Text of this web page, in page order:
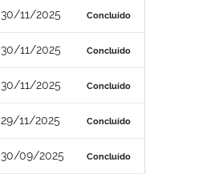
30/11/2025 Concluído
30/11/2025 Concluído
30/11/2025 Concluído
29/11/2025 Concluído
30/09/2025 Concluído